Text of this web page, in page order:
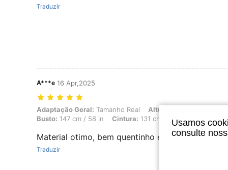
Traduzir
A***e 16 Apr,2025
Adaptação Geral: Tamanho Real, Altura: 179 cm / 70 in, Peso: 103
Adaptação Geral: Tamanho Real Altura:
Busto: 147 cm / 58 in Cintura: 131 cm / 52 in Preto
Material otimo, bem quentinho e bonito
Traduzir
Usamos
consulte